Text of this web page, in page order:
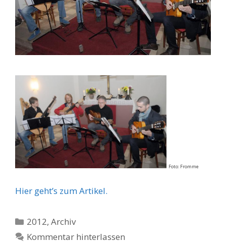
Foto: Fromme
Hier geht’s zum Artikel.
Kategorien
2012,Archiv
Kommentar hinterlassen